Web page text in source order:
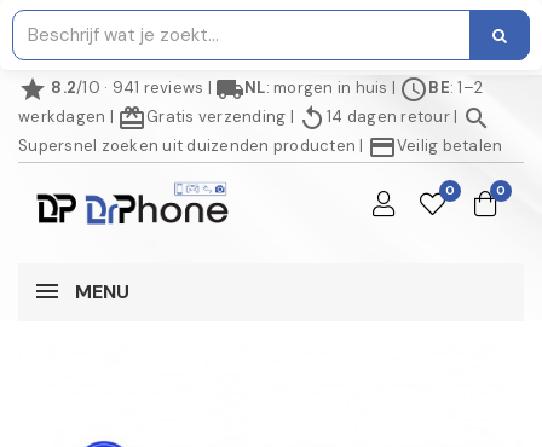
star 8.2/10 · 941 reviews | local_shippingNL: morgen in huis | scheduleBE: 1–2
werkdagen | redeemGratis verzending | replay 14 dagen retour| search
Supersnel zoeken uit duizenden producten | credit_cardVeilig betalen
0 0
MENU